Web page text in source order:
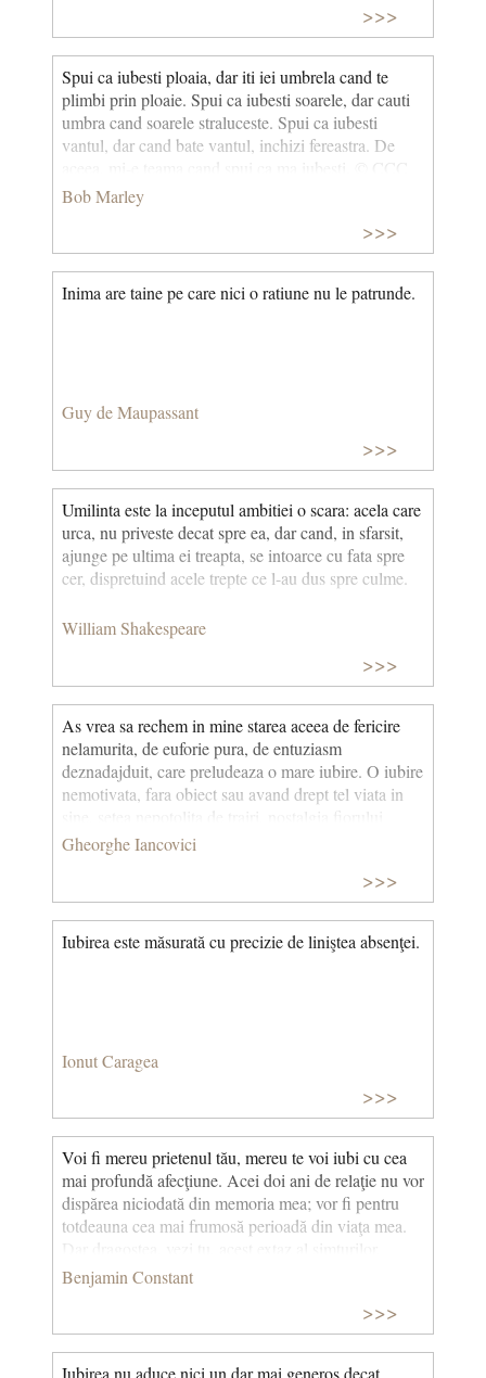
>>>
Spui ca iubesti ploaia, dar iti iei umbrela cand te
plimbi prin ploaie. Spui ca iubesti soarele, dar cauti
umbra cand soarele straluceste. Spui ca iubesti
vantul, dar cand bate vantul, inchizi fereastra. De
aceea, mi-e teama cand spui ca ma iubesti. © CCC
Bob Marley
>>>
Inima are taine pe care nici o ratiune nu le patrunde.
Guy de Maupassant
>>>
Umilinta este la inceputul ambitiei o scara: acela care
urca, nu priveste decat spre ea, dar cand, in sfarsit,
ajunge pe ultima ei treapta, se intoarce cu fata spre
cer, dispretuind acele trepte ce l-au dus spre culme.
William Shakespeare
>>>
As vrea sa rechem in mine starea aceea de fericire
nelamurita, de euforie pura, de entuziasm
deznadajduit, care preludeaza o mare iubire. O iubire
nemotivata, fara obiect sau avand drept tel viata in
aventurii.
Gheorghe Iancovici
>>>
Iubirea este măsurată cu precizie de liniştea absenţei.
Ionut Caragea
>>>
Voi fi mereu prietenul tău, mereu te voi iubi cu cea
mai profundă afecţiune. Acei doi ani de relaţie nu vor
dispărea niciodată din memoria mea; vor fi pentru
totdeauna cea mai frumosă perioadă din viaţa mea.
Dar dragostea, vezi tu, acest extaz al simţurilor,
această beţie involuntară, această uitare a tuturor
intereselor şi a tuturor îndatoririlor, nu o mai am. ©
Benjamin Constant
>>>